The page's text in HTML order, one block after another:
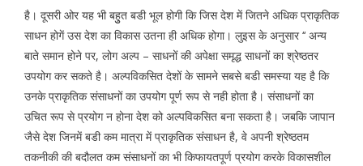
है। दूसरी ओर यह भी बहुुत बडी भूल होगी कि जिस देश में जितने अधिक प्राकृतिक
साधन होगें उस देश का विकास उतना ही अधिक होगा। लुइस के अनुसार ‘‘ अन्य
बाते समान होने पर, लोग अल्प – साधनों की अपेक्षा समृद्ध साधनों का श्रेष्ठतर
उपयोग कर सकते है। अल्पविकसित देशों के सामने सबसे बडी समस्या यह है कि
उनके प्राकृतिक संसाधनों का उपयोग पूर्ण रूप से नही होता है। संसाधनों का
उचित रूप से प्रयोग न होना देश को अल्पविकसित बना सकता है। जबकि जापान
जैसे देश जिनमें बडी कम मात्रा में प्राकृतिक संसाधन है, वे अपनी श्रेष्ठतम
तकनीकी की बदौलत कम संसाधनों का भी किफायतपूर्ण प्रयोग करके विकासशील